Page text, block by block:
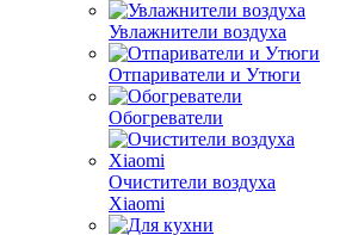
Увлажнители воздуха
Отпариватели и Утюги
Обогреватели
Очистители воздуха
Xiaomi